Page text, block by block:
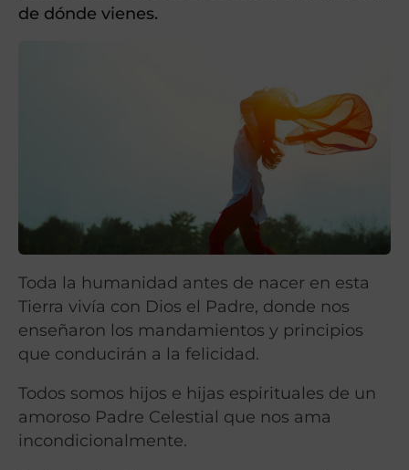
de dónde vienes.
Toda la humanidad antes de nacer en esta
Tierra vivía con Dios el Padre, donde nos
enseñaron los mandamientos y principios
que conducirán a la felicidad.
Todos somos hijos e hijas espirituales de un
amoroso Padre Celestial que nos ama
incondicionalmente.